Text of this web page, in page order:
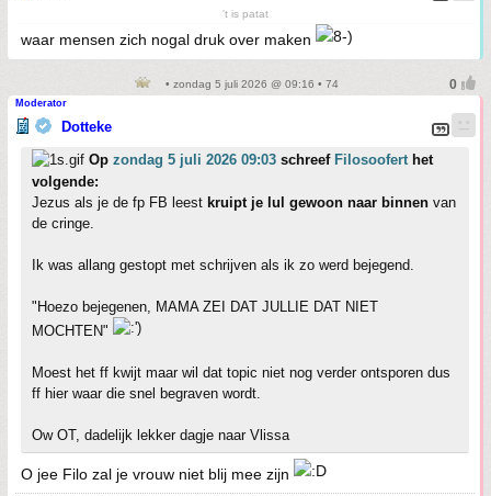
't is patat
waar mensen zich nogal druk over maken
• zondag 5 juli 2026 @ 09:16 • 74
Moderator
Dotteke
Op zondag 5 juli 2026 09:03 schreef Filosooferthet
volgende:
Jezus als je de fp FB leest kruipt je lul gewoon naar binnen van
de cringe.
Ik was allang gestopt met schrijven als ik zo werd bejegend.
"Hoezo bejegenen, MAMA ZEI DAT JULLIE DAT NIET
MOCHTEN"
Moest het ff kwijt maar wil dat topic niet nog verder ontsporen dus
ff hier waar die snel begraven wordt.
Ow OT, dadelijk lekker dagje naar Vlissa
O jee Filo zal je vrouw niet blij mee zijn